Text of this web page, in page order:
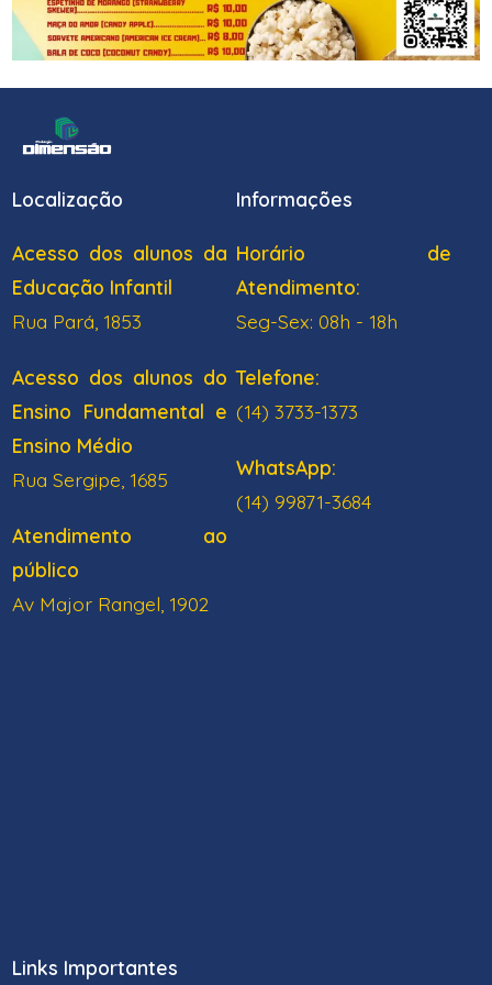
Localização
Acesso dos alunos da
Educação Infantil
Rua Pará, 1853
Acesso dos alunos do
Ensino Fundamental e
Ensino Médio
Rua Sergipe, 1685
Atendimento ao
público
Av Major Rangel, 1902
Informações
Horário de
Atendimento:
Seg-Sex: 08h - 18h
Telefone:
(14) 3733-1373
WhatsApp:
(14) 99871-3684
Links Importantes